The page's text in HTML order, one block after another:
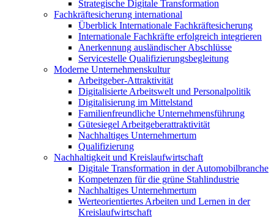
Strategische Digitale Transformation
Fachkräftesicherung international
Überblick Internationale Fachkräftesicherung
Internationale Fachkräfte erfolgreich integrieren
Anerkennung ausländischer Abschlüsse
Servicestelle Qualifizierungsbegleitung
Moderne Unternehmenskultur
Arbeitgeber-Attraktivität
Digitalisierte Arbeitswelt und Personalpolitik
Digitalisierung im Mittelstand
Familienfreundliche Unternehmensführung
Gütesiegel Arbeitgeberattraktivität
Nachhaltiges Unternehmertum
Qualifizierung
Nachhaltigkeit und Kreislaufwirtschaft
Digitale Transformation in der Automobilbranche
Kompetenzen für die grüne Stahlindustrie
Nachhaltiges Unternehmertum
Werteorientiertes Arbeiten und Lernen in der
Kreislaufwirtschaft